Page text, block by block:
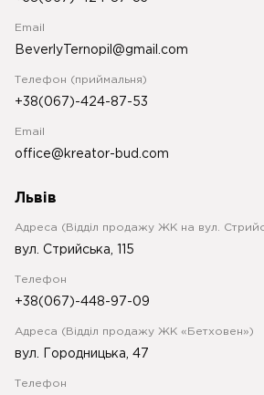
Email
BeverlyTernopil@gmail.com
Телефон (приймальня)
+38(067)-424-87-53
Email
office@kreator-bud.com
Львів
Адреса (Відділ продажу ЖК на вул.
вул. Стрийська, 115
Телефон
+38(067)-448-97-09
Адреса (Відділ продажу ЖК «Бетховен»)
вул. Городницька, 47
Телефон